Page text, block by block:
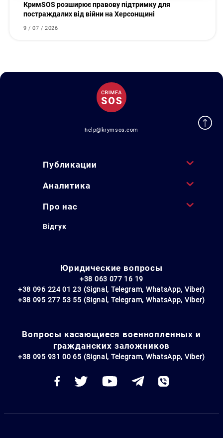
КримSOS розширює правову підтримку для
постраждалих від війни на Херсонщині
9 / 07 / 2026
help@krymsos.com
Публикации
Аналитика
Про нас
Відгук
Юридические вопросы
+38 063 077 16 19
+38 096 224 01 23 (Signal, Telegram, WhatsApp, Viber)
+38 095 277 53 55 (Signal, Telegram, WhatsApp, Viber)
Вопросы касающиеся военнопленных и
гражданских заложников
+38 095 931 00 65 (Signal, Telegram, WhatsApp, Viber)